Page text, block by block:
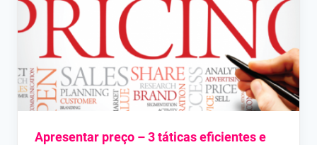
Apresentar preço – 3 táticas eficientes e